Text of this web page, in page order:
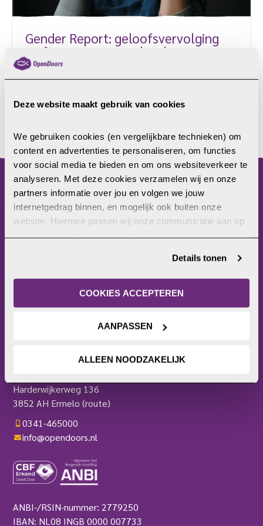
Deze website maakt gebruik van cookies
We gebruiken cookies (en vergelijkbare technieken) om
content en advertenties te personaliseren, om functies
voor social media te bieden en om ons websiteverkeer te
analyseren. Met deze cookies verzamelen wij en onze
partners informatie over jou en volgen we jouw
internetgedrag binnen, en mogelijk ook buiten onze
website. Hiermee passen wij onze communicatie aan op
jouw voorkeuren. Ook kunnen we zo gerichte
internetgedrag. Je kunt je toestemming ook altijd wijzigen
of intrekken. Meer uitleg vind je in onze
privacyverklaring.
Details tonen
COOKIES ACCEPTEREN
AANPASSEN
ALLEEN NOODZAKELIJK
Gender Report: geloofsvervolging
treft vrouwen extra hard
Voor vrouwen is geloofsvervolging extra zwaar door
onveiligheid en gebrek aan bescherming. Dat staat
in het Genderrapport 2024 van Open Doors.
menu
Home
Christenvervolging
Frontlinie
Bezoekerscentrum
Actieplatform
OPEN DOORS
Harderwijkerweg 136
3852 AH Ermelo(route)
0341-465000
info@opendoors.nl
ANBI-/RSIN-nummer: 2779250
IBAN: NL08 INGB 0000 007733